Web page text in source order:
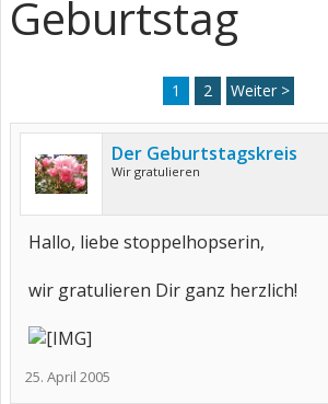
Geburtstag
1 2 Weiter >
Der Geburtstagskreis
Wir gratulieren
Hallo, liebe stoppelhopserin,
wir gratulieren Dir ganz herzlich!
25. April 2005